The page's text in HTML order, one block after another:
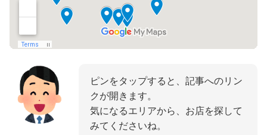
ピンをタップすると、記事へのリン
クが開きます。
気になるエリアから、お店を探して
みてくださいね。